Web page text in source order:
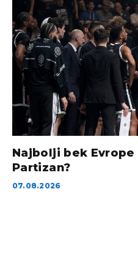
Najbolji bek
Partizan?
07.08.2026